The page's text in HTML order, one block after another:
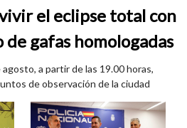
el eclipse total con
gafas homologadas
a partir de las 19.00 horas,
de observación de la ciudad